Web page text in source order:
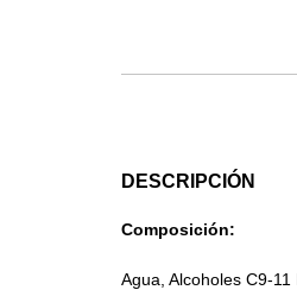
DESCRIPCIÓN
Composición:
Agua, Alcoholes C9-